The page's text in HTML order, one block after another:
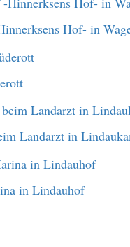
Hof- in
Landarzt in
in Lindauhof